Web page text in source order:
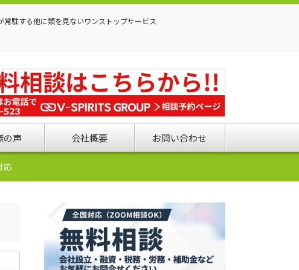
駐する他に類を見ないワンストップサービス
の声 会社概要 お問い合わせ
応